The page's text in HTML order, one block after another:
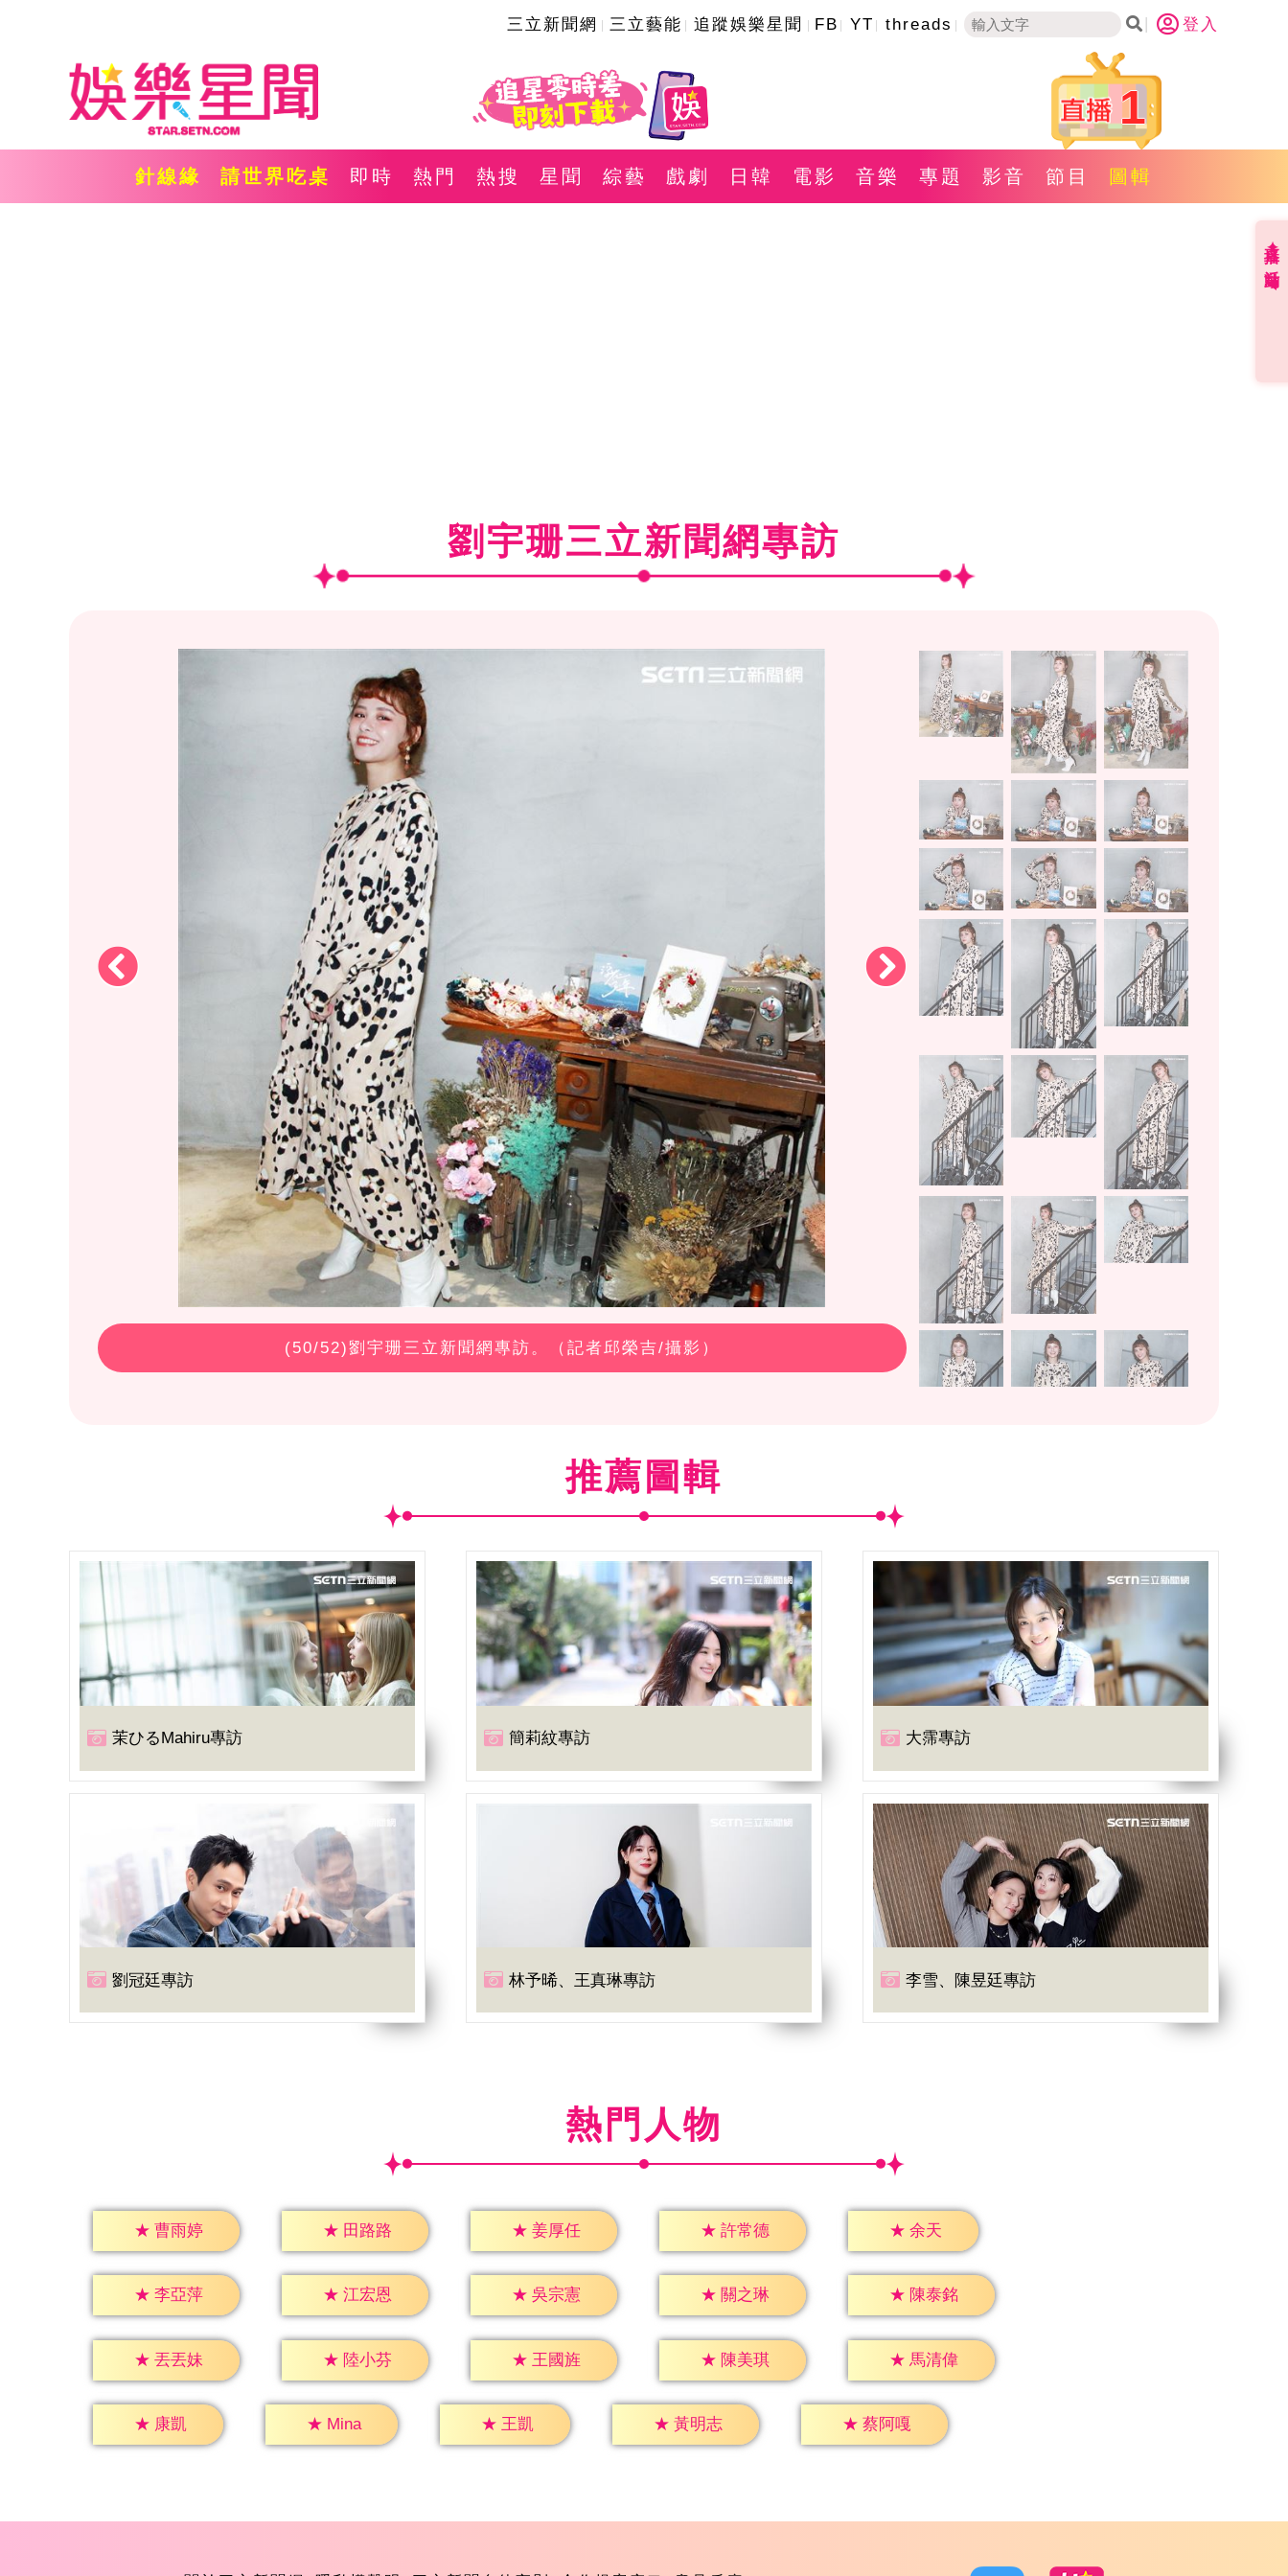
三立新聞網 三立藝能 追蹤娛樂星聞 FB YT threads 登入
1
針線緣 請世界吃桌 即時 熱門 熱搜 星聞 綜藝 戲劇 日韓 電影 音樂 專題 影音 節目 圖輯
劉宇珊三立新聞網專訪
(50/52)劉宇珊三立新聞網專訪。（記者邱榮吉/攝影）
推薦圖輯
茉ひるMahiru專訪 簡莉紋專訪 大霈專訪
劉冠廷專訪 林予晞、王真琳專訪 李雪、陳昱廷專訪
熱門人物
★ 曹雨婷 ★ 田路路 ★ 姜厚任 ★ 許常德 ★ 余天
★ 李亞萍 ★ 江宏恩 ★ 吳宗憲 ★ 關之琳 ★ 陳泰銘
★ 丟丟妹 ★ 陸小芬 ★ 王國旌 ★ 陳美琪 ★ 馬清偉
★ 康凱 ★ Mina ★ 王凱 ★ 黃明志 ★ 蔡阿嘎
直播✦活動